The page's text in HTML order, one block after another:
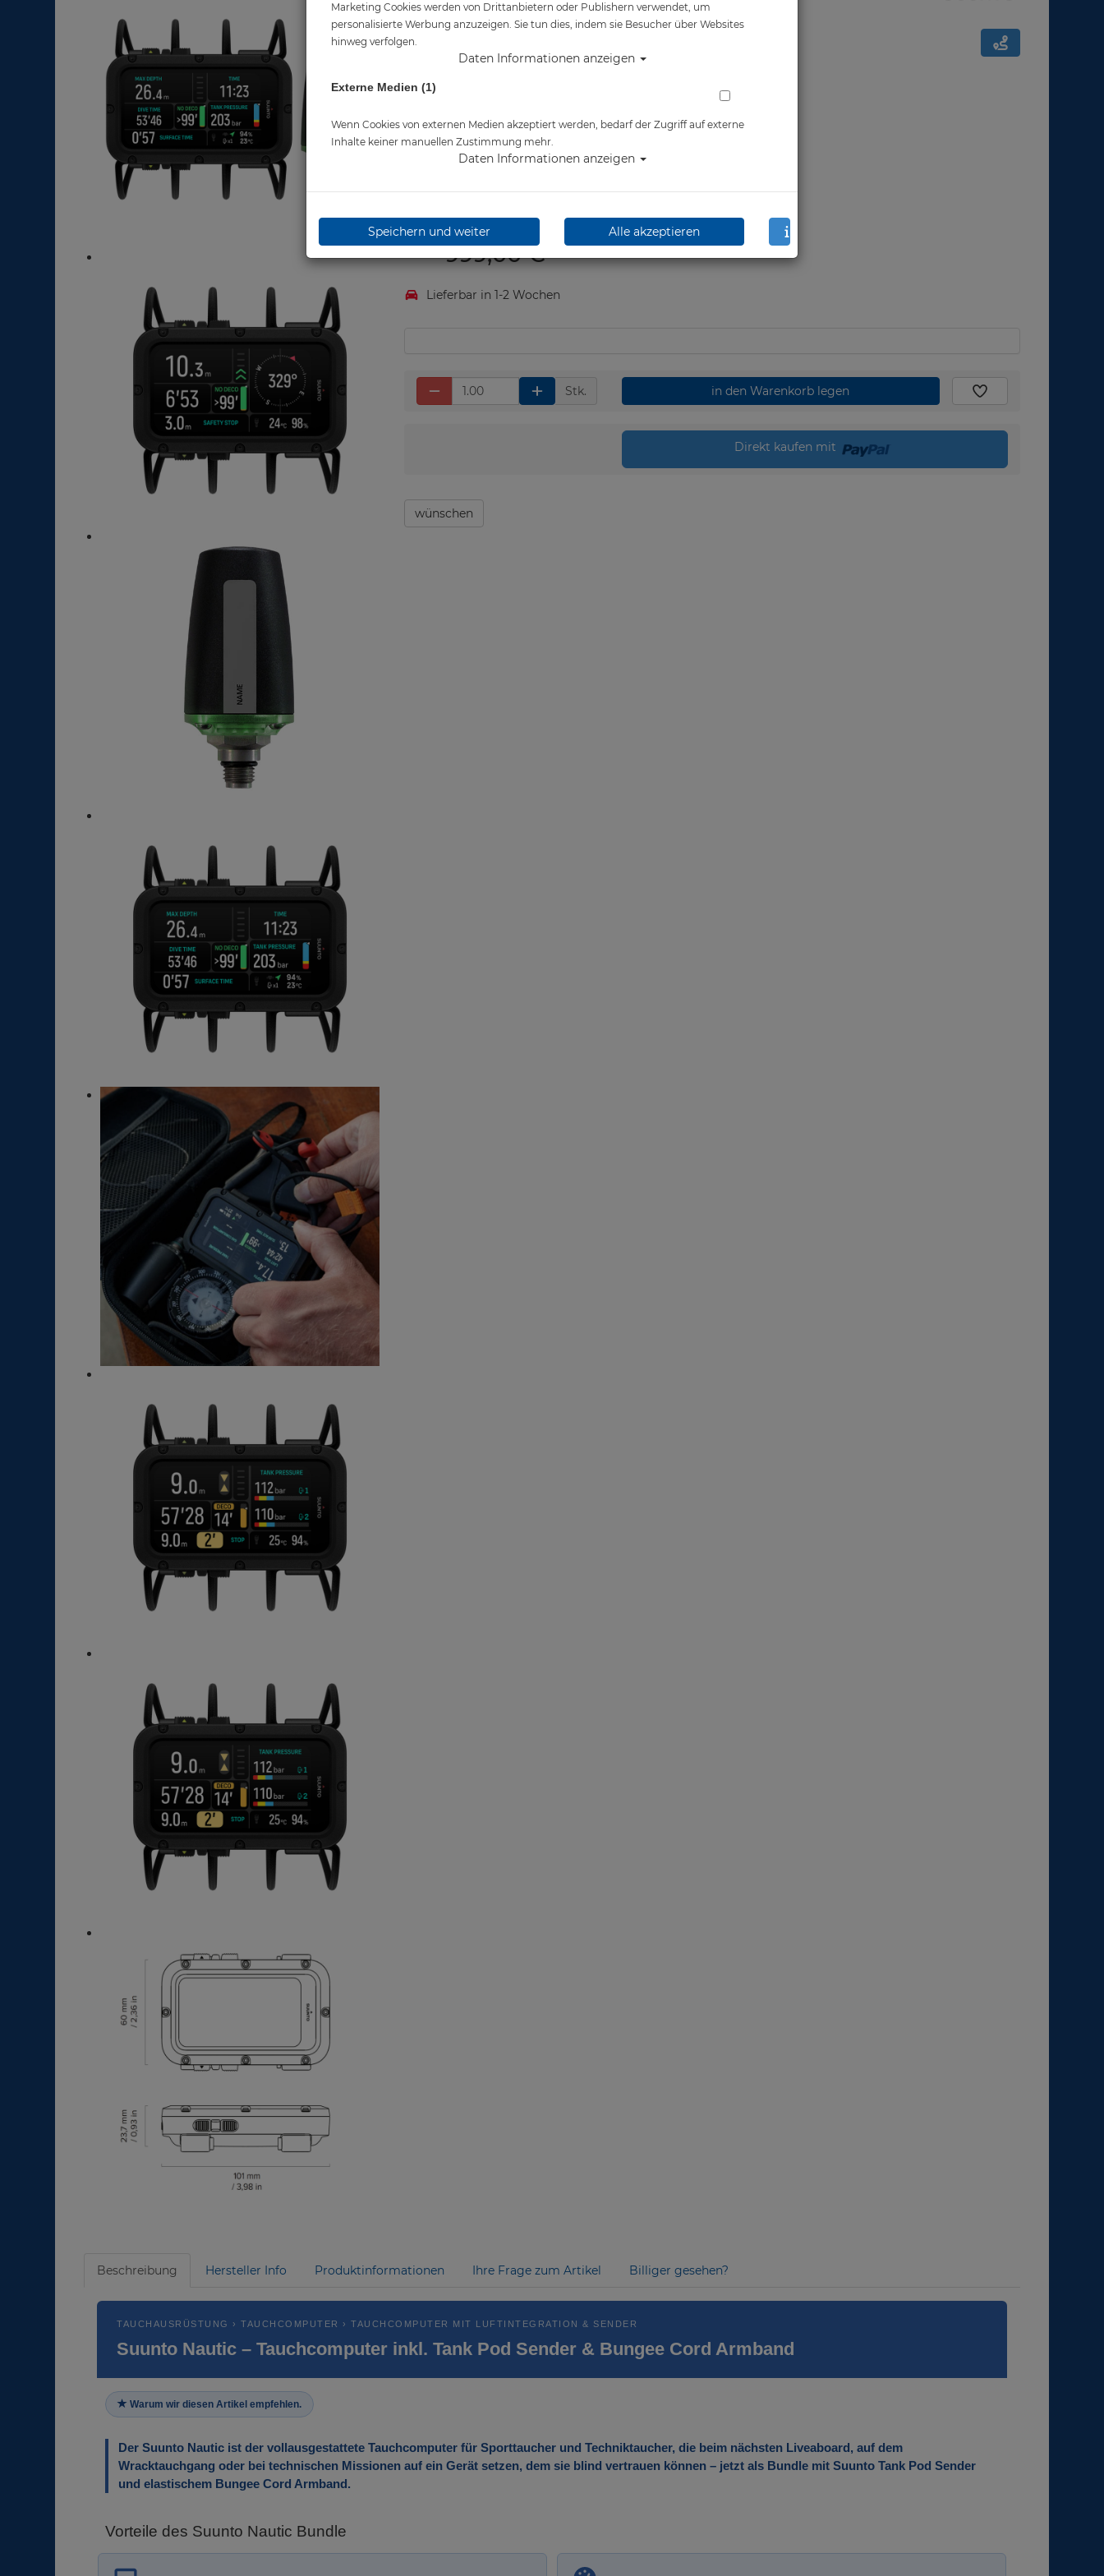
Artikelnr.: su-SS051302000
Suunto - Nautic Bundle
Bundle beinhaltet:
Suunto Nautic Tauchcomputer
Suunto Tank Pod Sender
999,00 €*
Lieferbar in 1-2 Wochen
Stk. in den Warenkorb legen
Direkt kaufen mit
wünschen
Beschreibung Hersteller Info Produktinformationen Ihre Frage zum Artikel Billiger gesehen?
TAUCHAUSRÜSTUNG › TAUCHCOMPUTER › TAUCHCOMPUTER MIT LUFTINTEGRATION & SENDER
Suunto Nautic – Tauchcomputer inkl. Tank Pod Sender & Bungee Cord Armband
Warum wir diesen Artikel empfehlen.
Der Suunto Nautic ist der vollausgestattete Tauchcomputer für Sporttaucher und Techniktaucher, die beim nächsten Liveaboard, auf dem
Wracktauchgang oder bei technischen Missionen auf ein Gerät setzen, dem sie blind vertrauen können – jetzt als Bundle mit Suunto Tank Pod Sender
und elastischem Bungee Cord Armband.
Vorteile des Suunto Nautic Bundle
Marketing Cookies werden von Drittanbietern oder Publishern verwendet, um
personalisierte Werbung anzuzeigen. Sie tun dies, indem sie Besucher über Websites
hinweg verfolgen.
Daten Informationen anzeigen
Externe Medien (1)
Wenn Cookies von externen Medien akzeptiert werden, bedarf der Zugriff auf externe
Inhalte keiner manuellen Zustimmung mehr.
Daten Informationen anzeigen
Speichern und weiter Alle akzeptieren